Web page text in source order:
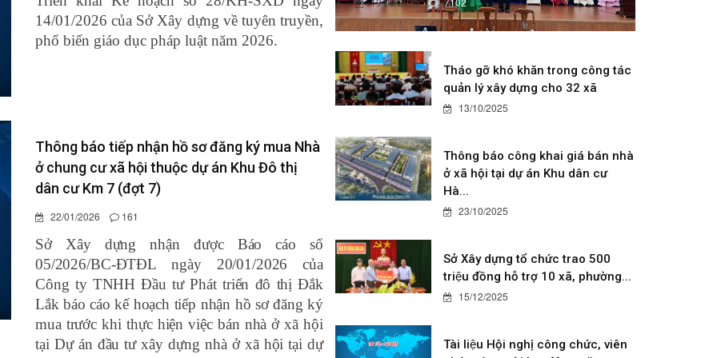
14/01/2026 của Sở Xây dựng về tuyên truyền,
phổ biến giáo dục pháp luật năm 2026.
Thông báo tiếp nhận hồ sơ đăng ký mua Nhà
ở chung cư xã hội thuộc dự án Khu Đô thị
dân cư Km 7 (đợt 7)
22/01/2026 161
Sở Xây dựng nhận được Báo cáo số
05/2026/BC-ĐTĐL ngày 20/01/2026 của
Công ty TNHH Đầu tư Phát triển đô thị Đắk
Lắk báo cáo kế hoạch tiếp nhận hồ sơ đăng ký
mua trước khi thực hiện việc bán nhà ở xã hội
tại Dự án đầu tư xây dựng nhà ở xã hội tại dự
Tháo gỡ khó khăn trong công tác
quản lý xây dựng cho 32 xã
13/10/2025
Thông báo công khai giá bán nhà
ở xã hội tại dự án Khu dân cư
Hà...
23/10/2025
Sở Xây dựng tổ chức trao 500
triệu đồng hỗ trợ 10 xã, phường...
15/12/2025
Tài liệu Hội nghị công chức, viên